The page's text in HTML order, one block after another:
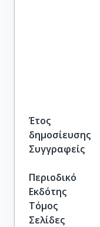
Έτος
δημοσίευσης
Συγγραφείς
Περιοδικό
Εκδότης
Τόμος
Σελίδες